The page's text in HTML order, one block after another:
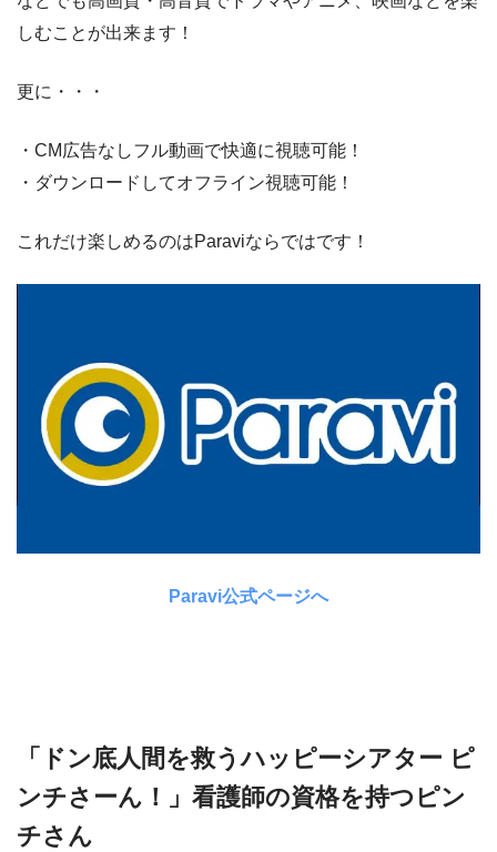
しむことが出来ます！
更に・・・
・CM広告なしフル動画で快適に視聴可能！
・ダウンロードしてオフライン視聴可能！
これだけ楽しめるのはParaviならではです！
Paravi公式ページへ
「ドン底人間を救うハッピーシアター ピ
ンチさーん！」看護師の資格を持つピン
チさん